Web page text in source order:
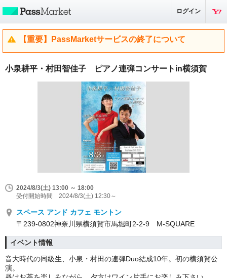
ログイン
【重要】PassMarketサービスの終了について
小泉耕平・村田智佳子 ピアノ連弾コンサートin横須賀
2024/8/3(土) 13:00 ～ 18:00
受付開始時間 2024/8/3(土) 12:30～
スペース アンド カフェ モントン
〒239-0802神奈川県横須賀市馬堀町2-2-9 M-SQUARE
イベント情報
音大時代の同級生、小泉・村田の連弾Duo結成10年。初の横須賀公
演。